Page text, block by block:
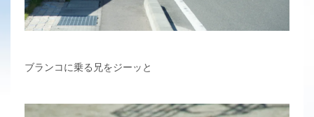
ブランコに乗る兄をジーッと